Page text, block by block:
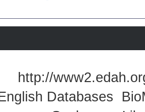
http://
Databases